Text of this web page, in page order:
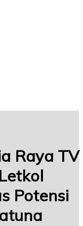
Raya TV
Potensi